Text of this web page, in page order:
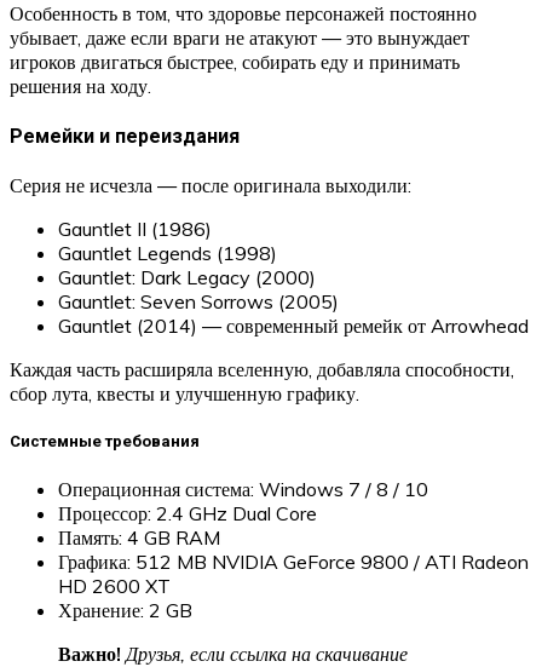
Особенность в том, что здоровье персонажей постоянно
убывает, даже если враги не атакуют — это вынуждает
игроков двигаться быстрее, собирать еду и принимать
решения на ходу.
Ремейки и переиздания
Серия не исчезла — после оригинала выходили:
Gauntlet II (1986)
Gauntlet Legends (1998)
Gauntlet: Dark Legacy (2000)
Gauntlet: Seven Sorrows (2005)
Gauntlet (2014) — современный ремейк от Arrowhead
Каждая часть расширяла вселенную, добавляла способности,
сбор лута, квесты и улучшенную графику.
Системные требования
Операционная система: Windows 7 / 8 / 10
Процессор: 2.4 GHz Dual Core
Память: 4 GB RAM
Графика: 512 MB NVIDIA GeForce 9800 / ATI Radeon
HD 2600 XT
Хранение: 2 GB
Важно!Друзья, если ссылка на скачивание